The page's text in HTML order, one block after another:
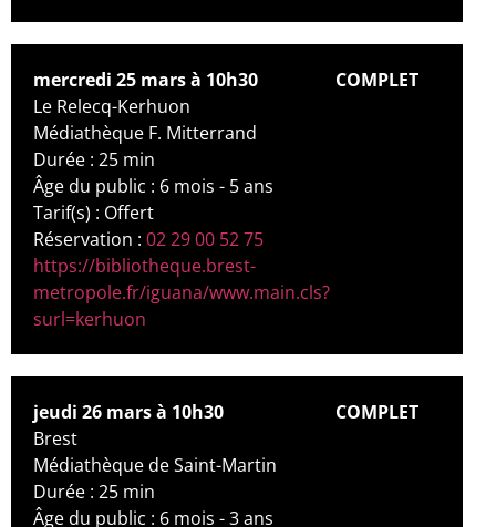
mercredi 25 mars à 10h30
COMPLET
Le Relecq-Kerhuon
Médiathèque F. Mitterrand
Durée : 25 min
Âge du public : 6 mois - 5 ans
Tarif(s) : Offert
Réservation : 02 29 00 52 75
https://bibliotheque.brest-
metropole.fr/iguana/www.main.cls?
surl=kerhuon
jeudi 26 mars à 10h30
COMPLET
Brest
Médiathèque de Saint-Martin
Durée : 25 min
Âge du public : 6 mois - 3 ans